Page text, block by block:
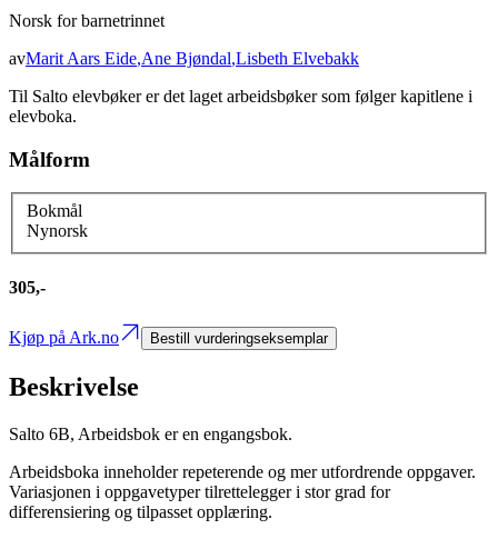
Norsk for barnetrinnet
avMarit Aars Eide,Ane Bjøndal,Lisbeth Elvebakk
Til Salto elevbøker er det laget arbeidsbøker som følger kapitlene i
elevboka.
Målform
Bokmål
Nynorsk
305,-
Kjøp på Ark.no Bestill vurderingseksemplar
Beskrivelse
Salto 6B, Arbeidsbok er en engangsbok.
Arbeidsboka inneholder repeterende og mer utfordrende oppgaver.
Variasjonen i oppgavetyper tilrettelegger i stor grad for
differensiering og tilpasset opplæring.